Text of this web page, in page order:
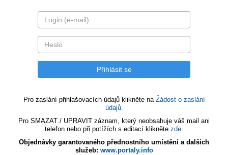
Pro zaslání přihlašovacích údajů klikněte na Žádost o zaslání
údajů.
Pro SMAZAT / UPRAVIT záznam, který neobsahuje váš mail ani
telefon nebo při potížích s editací klikněte zde.
Objednávky garantovaného přednostního umístění a dalších
služeb: www.portaly.info